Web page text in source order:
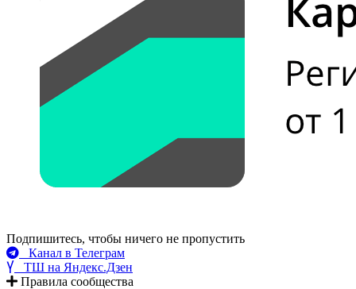
Подпишитесь, чтобы ничего не пропустить
Канал в Телеграм
ТШ на Яндекс.Дзен
Правила сообщества